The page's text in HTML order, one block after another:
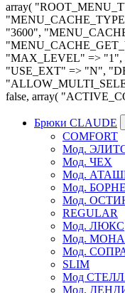
array(
"3600",
"MAX_LEVEL" => "1",
"USE_EXT" => "N",
false, array(
Брюки CLAUDE
COMFORT
Мод.
Мод. ЧЕХ
Мод.
Мод.
Мод.
REGULAR
Мод. ЛЮКС
Мод.
Мод.
SLIM
Мод
Мод.